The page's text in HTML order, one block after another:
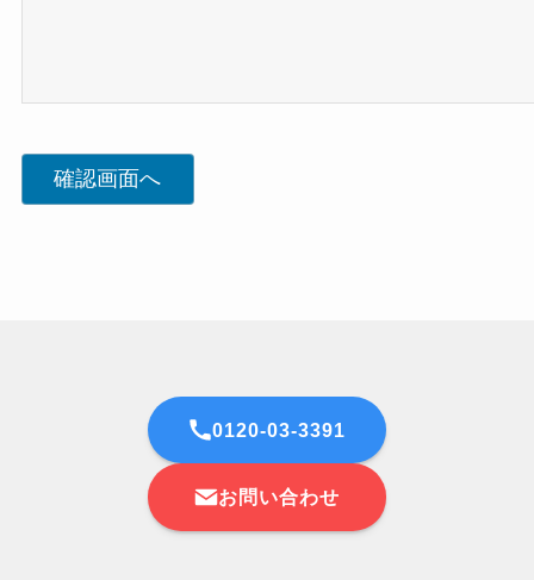
0120-03-3391
お問い合わせ